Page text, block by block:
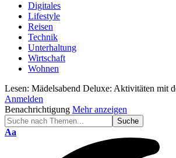
Digitales
Lifestyle
Reisen
Technik
Unterhaltung
Wirtschaft
Wohnen
Lesen: Mädelsabend Deluxe: Aktivitäten mit
Anmelden
Benachrichtigung Mehr anzeigen
Schriftgröße
Aa